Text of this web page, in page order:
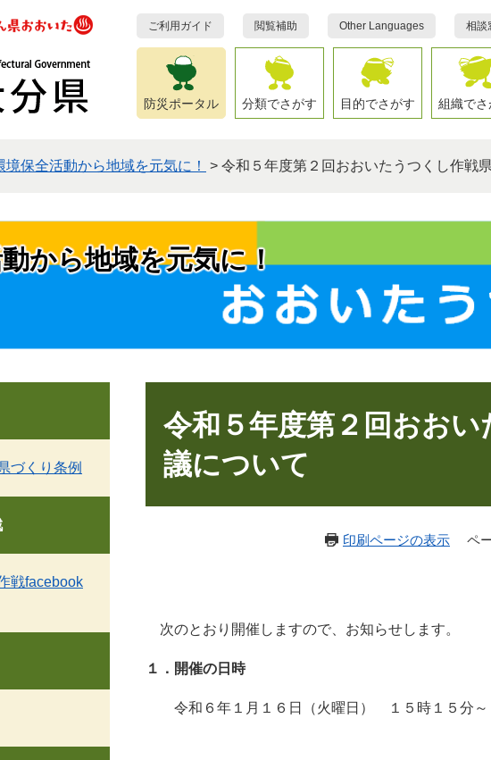
ご利用ガイド 閲覧補助 Other Languages 相談
防災ポータル 分類でさがす 目的でさがす 組織でさ
境保全活動から地域を元気に！ > 令和５年度第２回おおいたうつくし作戦
から地域を元気に！
令和５年度第２回おお
議について
印刷ページの表示 ペ
次のとおり開催しますので、お知らせします。
１．開催の日時
令和６年１月１６日（火曜日） １５時１５分～
づくり条例
戦facebook